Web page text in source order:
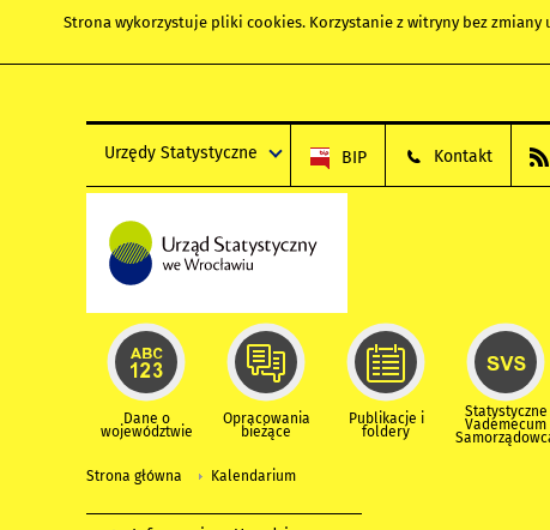
Strona wykorzystuje pliki cookies. Korzystanie z witryny bez zmiany
Urzędy Statystyczne BIP Kontakt
Dane o
województwie
Opracowania
bieżące
Publikacje i
foldery
Statystyczne
Vademecum
Strona główna Kalendarium